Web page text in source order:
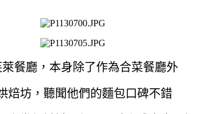
餐廳，本身除了作為合菜餐廳外
焙坊，聽聞他們的麵包口碑不錯